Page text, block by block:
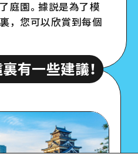
庭園。據説是為了模
，您可以欣賞到每個
！ 停止點〜這